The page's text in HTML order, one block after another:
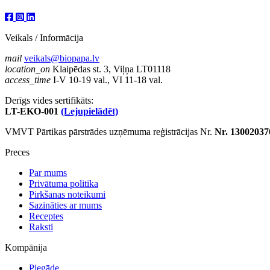
Veikals / Informācija
mail veikals@biopapa.lv
location_on Klaipēdas st. 3, Viļņa LT01118
access_time I-V 10-19 val., VI 11-18 val.
Derīgs vides sertifikāts:
LT-EKO-001 (Lejupielādēt)
VMVT Pārtikas pārstrādes uzņēmuma reģistrācijas Nr. Nr.
Preces
Par mums
Privātuma politika
Pirkšanas noteikumi
Sazināties ar mums
Receptes
Raksti
Kompānija
Piegāde